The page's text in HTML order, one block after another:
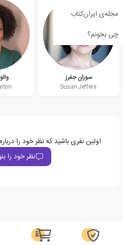
مجله‌ی ایران‌کتاب
چی بخونم؟
سوزان جفرز
Susan Jeffers
اولین نفری باشید که نظر خود را
نظر خود را